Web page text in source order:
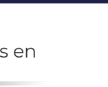
en